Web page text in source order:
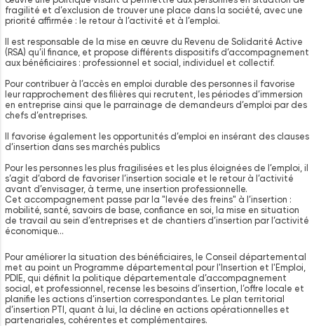
fragilité et d’exclusion de trouver une place dans la société, avec une
priorité affirmée : le retour à l’activité et à l’emploi.
Il est responsable de la mise en œuvre du Revenu de Solidarité Active
(RSA) qu’il finance, et propose différents dispositifs d’accompagnement
aux bénéficiaires : professionnel et social, individuel et collectif.
Pour contribuer à l’accès en emploi durable des personnes il favorise
leur rapprochement des filières qui recrutent, les périodes d’immersion
en entreprise ainsi que le parrainage de demandeurs d’emploi par des
chefs d’entreprises.
Il favorise également les opportunités d’emploi en insérant des clauses
d’insertion dans ses marchés publics
Pour les personnes les plus fragilisées et les plus éloignées de l’emploi, il
s’agit d’abord de favoriser l’insertion sociale et le retour à l’activité
avant d’envisager, à terme, une insertion professionnelle.
Cet accompagnement passe par la "levée des freins" à l’insertion :
mobilité, santé, savoirs de base, confiance en soi, la mise en situation
de travail au sein d’entreprises et de chantiers d’insertion par l’activité
économique…
Pour améliorer la situation des bénéficiaires, le Conseil départemental
met au point un Programme départemental pour l'Insertion et l'Emploi,
PDIE, qui définit la politique départementale d’accompagnement
social, et professionnel, recense les besoins d’insertion, l’offre locale et
planifie les actions d’insertion correspondantes. Le plan territorial
d’insertion PTI, quant à lui, la décline en actions opérationnelles et
partenariales, cohérentes et complémentaires.